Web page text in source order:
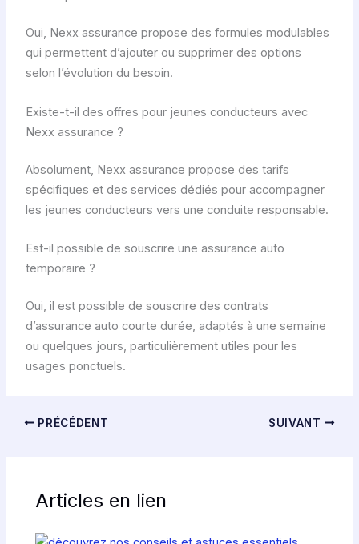
Oui, Nexx assurance propose des formules modulables
qui permettent d’ajouter ou supprimer des options
selon l’évolution du besoin.
Existe-t-il des offres pour jeunes conducteurs avec
Nexx assurance ?
Absolument, Nexx assurance propose des tarifs
spécifiques et des services dédiés pour accompagner
les jeunes conducteurs vers une conduite responsable.
Est-il possible de souscrire une assurance auto
temporaire ?
Oui, il est possible de souscrire des contrats
d’assurance auto courte durée, adaptés à une semaine
ou quelques jours, particulièrement utiles pour les
usages ponctuels.
PRÉCÉDENT SUIVANT
Articles en lien